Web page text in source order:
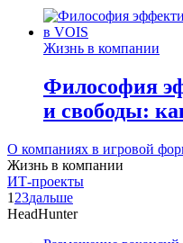
Жизнь в компании
Философия
и свободы:
О компаниях в игровой
Жизнь в компании
ИТ-проекты
1 23дальше
HeadHunter